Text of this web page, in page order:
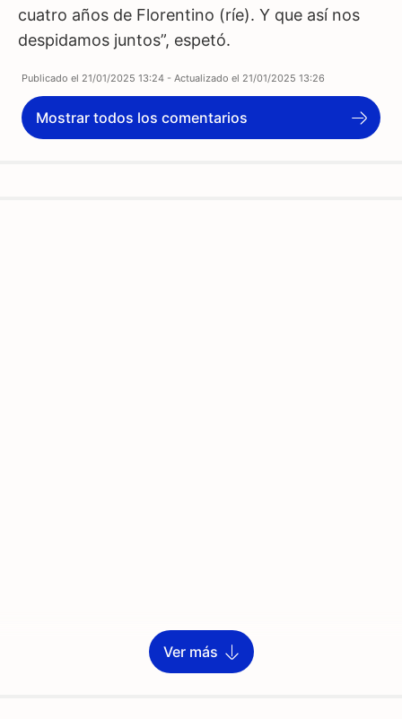
cuatro años de Florentino (ríe). Y que así nos
despidamos juntos”, espetó.
Publicado el 21/01/2025 13:24 - Actualizado el 21/01/2025 13:26
Mostrar todos los comentarios
Ver más